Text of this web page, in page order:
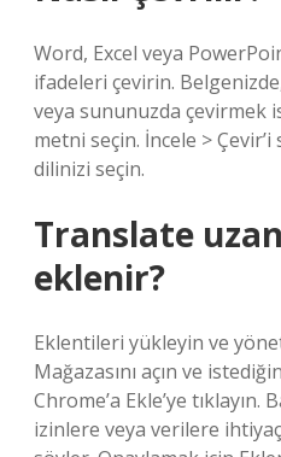
Word, Excel veya
ifadeleri çevirin.
veya sununuzda çevirmek
metni seçin. İncele >
dilinizi seçin.
Translate
eklenir?
Eklentileri yükleyin ve
Mağazasını açın ve
Chrome’a ​​Ekle’ye tıklayın.
izinlere veya verilere